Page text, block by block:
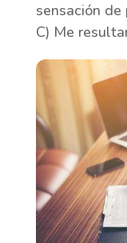
sensación
C) Me